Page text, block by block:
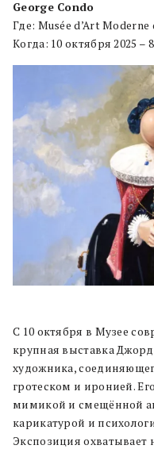
George Condo
Где: Musée d’Art Moderne
Когда: 10 октября 2025 –
С 10 октября в Музее
крупная выставка
художника,
гротеском и иронией.
мимикой и смещённой
карикатурой и
Экспозиция охватывает